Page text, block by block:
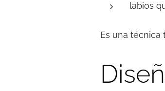
labios
Es una técnica